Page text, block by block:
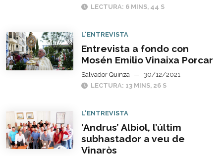
LECTURA: 6 MINS, 44 S
L'ENTREVISTA
Entrevista a fondo con
Mosén Emilio Vinaixa Porcar
Salvador Quinza — 30/12/2021
LECTURA: 13 MINS, 26 S
L'ENTREVISTA
‘Andrus’ Albiol, l’últim
subhastador a veu de
Vinaròs